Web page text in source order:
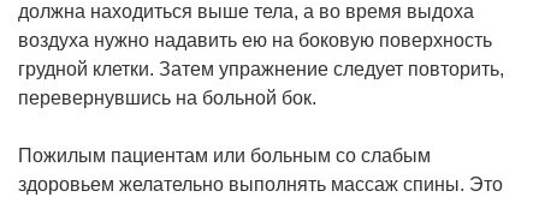
должна находиться выше тела, а во время выдоха
воздуха нужно надавить ею на боковую поверхность
грудной клетки. Затем упражнение следует повторить,
перевернувшись на больной бок.
Пожилым пациентам или больным со слабым
здоровьем желательно выполнять массаж спины. Это